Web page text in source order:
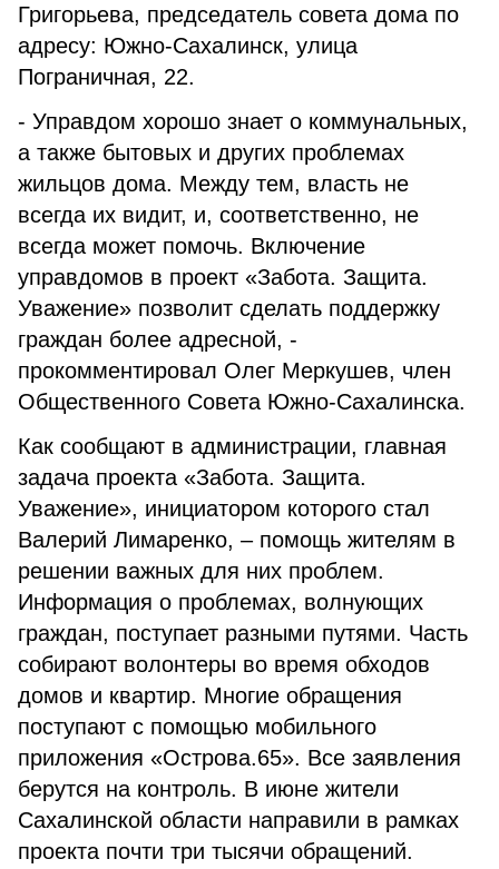
Григорьева, председатель совета дома по
адресу: Южно-Сахалинск, улица
Пограничная, 22.
- Управдом хорошо знает о коммунальных,
а также бытовых и других проблемах
жильцов дома. Между тем, власть не
всегда их видит, и, соответственно, не
всегда может помочь. Включение
управдомов в проект «Забота. Защита.
Уважение» позволит сделать поддержку
граждан более адресной, -
прокомментировал Олег Меркушев, член
Общественного Совета Южно-Сахалинска.
Как сообщают в администрации, главная
задача проекта «Забота. Защита.
Уважение», инициатором которого стал
Валерий Лимаренко, – помощь жителям в
решении важных для них проблем.
Информация о проблемах, волнующих
граждан, поступает разными путями. Часть
собирают волонтеры во время обходов
домов и квартир. Многие обращения
поступают с помощью мобильного
приложения «Острова.65». Все заявления
берутся на контроль. В июне жители
Сахалинской области направили в рамках
проекта почти три тысячи обращений.